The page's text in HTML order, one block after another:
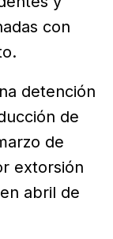
con
detención
de
de
extorsión
abril de